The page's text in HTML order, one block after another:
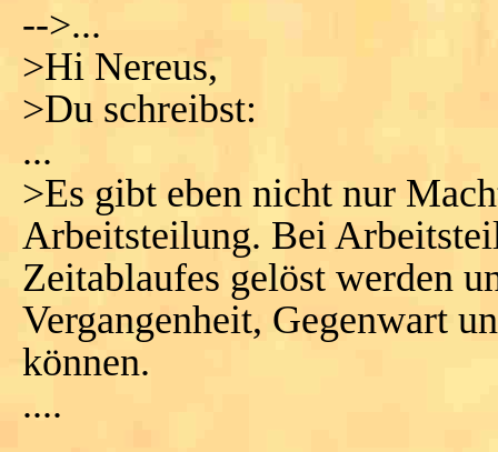
-->...
>Hi Nereus,
>Du schreibst:
...
>Es gibt eben nicht nur
Arbeitsteilung. Bei
Zeitablaufes gelöst werden
Vergangenheit, Gegenwart
können.
....